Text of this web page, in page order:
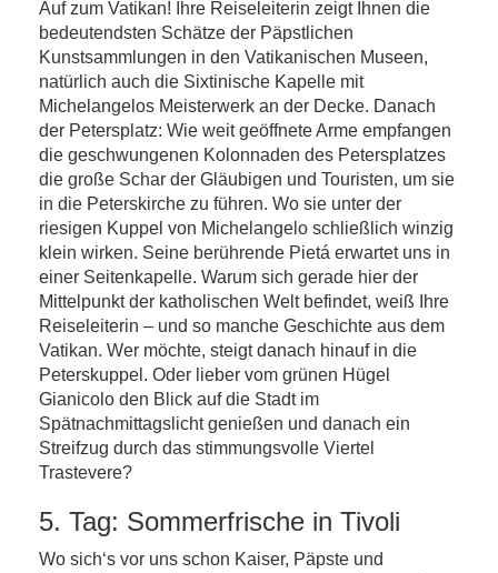
Auf zum Vatikan! Ihre Reiseleiterin zeigt Ihnen die
bedeutendsten Schätze der Päpstlichen
Kunstsammlungen in den Vatikanischen Museen,
natürlich auch die Sixtinische Kapelle mit
Michelangelos Meisterwerk an der Decke. Danach
der Petersplatz: Wie weit geöffnete Arme empfangen
die geschwungenen Kolonnaden des Petersplatzes
die große Schar der Gläubigen und Touristen, um sie
in die Peterskirche zu führen. Wo sie unter der
riesigen Kuppel von Michelangelo schließlich winzig
klein wirken. Seine berührende Pietá erwartet uns in
einer Seitenkapelle. Warum sich gerade hier der
Mittelpunkt der katholischen Welt befindet, weiß Ihre
Reiseleiterin – und so manche Geschichte aus dem
Vatikan. Wer möchte, steigt danach hinauf in die
Peterskuppel. Oder lieber vom grünen Hügel
Gianicolo den Blick auf die Stadt im
Spätnachmittagslicht genießen und danach ein
Streifzug durch das stimmungsvolle Viertel
Trastevere?
5. Tag: Sommerfrische in Tivoli
Wo sich‘s vor uns schon Kaiser, Päpste und